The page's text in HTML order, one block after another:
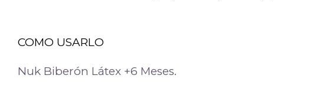
COMO USARLO
Nuk Biberón Látex +6 Meses.